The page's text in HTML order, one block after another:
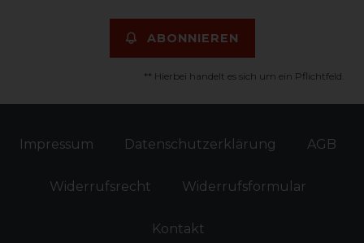
ABONNIEREN
** Hierbei handelt es sich um ein Pflichtfeld.
Impressum Daten­schutz­erklärung AGB
Widerrufs­recht Widerrufs­formular
Kontakt